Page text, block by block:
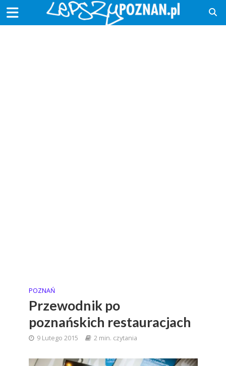
POZNAŃ
Przewodnik po
poznańskich restauracjach
9 Lutego 2015 2 min. czytania